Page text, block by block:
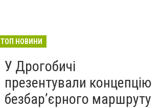
ТОП НОВИНИ
У Дрогобичі
презентували концепцію
безбар’єрного маршруту